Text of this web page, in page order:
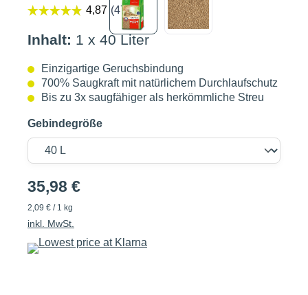
Inhalt: 1 x 40 Liter
Einzigartige Geruchsbindung
700% Saugkraft mit natürlichem Durchlaufschutz
Bis zu 3x saugfähiger als herkömmliche Streu
Gebindegröße
35,98 €
2,09 € / 1 kg
inkl. MwSt.